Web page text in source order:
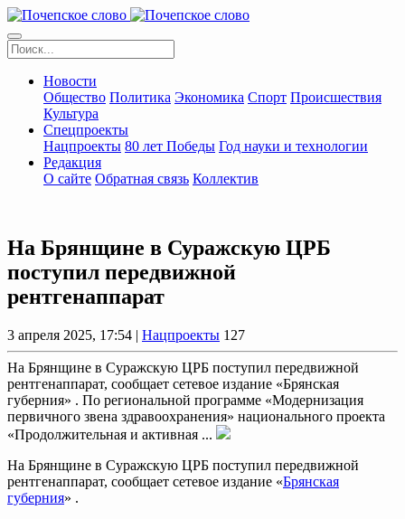
Новости
Общество Политика Экономика Спорт Происшествия
Культура
Спецпроекты
Нацпроекты 80 лет Победы Год науки и технологии
Редакция
О сайте Обратная связь Коллектив
На Брянщине в Суражскую ЦРБ
поступил передвижной
рентгенаппарат
3 апреля 2025, 17:54 | Нацпроекты 127
На Брянщине в Суражскую ЦРБ поступил передвижной
рентгенаппарат, сообщает сетевое издание «Брянская
губерния» . По региональной программе «Модернизация
первичного звена здравоохранения» национального проекта
«Продолжительная и активная ...
На Брянщине в Суражскую ЦРБ поступил передвижной
рентгенаппарат, сообщает сетевое издание «Брянская
губерния» .